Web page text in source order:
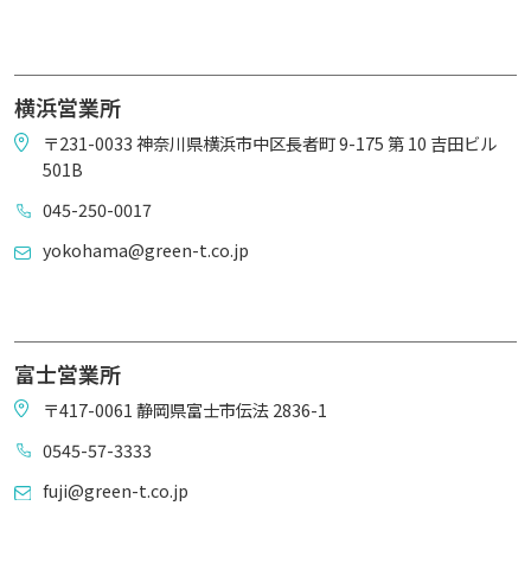
横浜営業所
〒231-0033 神奈川県横浜市中区長者町 9-175 第 10 吉田ビル
501B
045-250-0017
yokohama@green-t.co.jp
富士営業所
〒417-0061 静岡県富士市伝法 2836-1
0545-57-3333
fuji@green-t.co.jp